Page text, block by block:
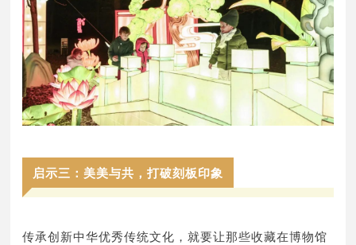
启示三：美美与共，打破刻板印象
传承创新中华优秀传统文化，就要让那些收藏在博物馆